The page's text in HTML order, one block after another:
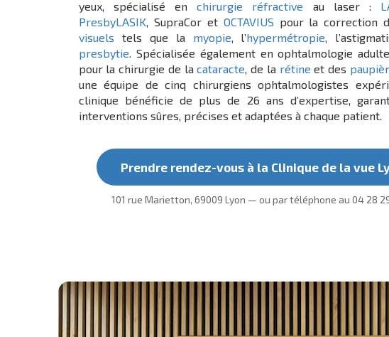
yeux, spécialisé enchirurgie réfractive au laser :
PresbyLASIK, SupraCor et OCTAVIUS pour la correction
visuels tels que la myopie, l’hypermétropie,
presbytie. Spécialisée également en ophtalmologie
pour la chirurgie de lacataracte, de la rétine et des
une équipe de cinq chirurgiens ophtalmologistes
clinique bénéficie de plus de 26 ans d’expertise,
interventions sûres, précises et adaptées à chaque patient.
Prendre rendez-vous à la Clinique de la vue
101 rue Marietton, 69009 Lyon — ou par téléphone au 04 28 29